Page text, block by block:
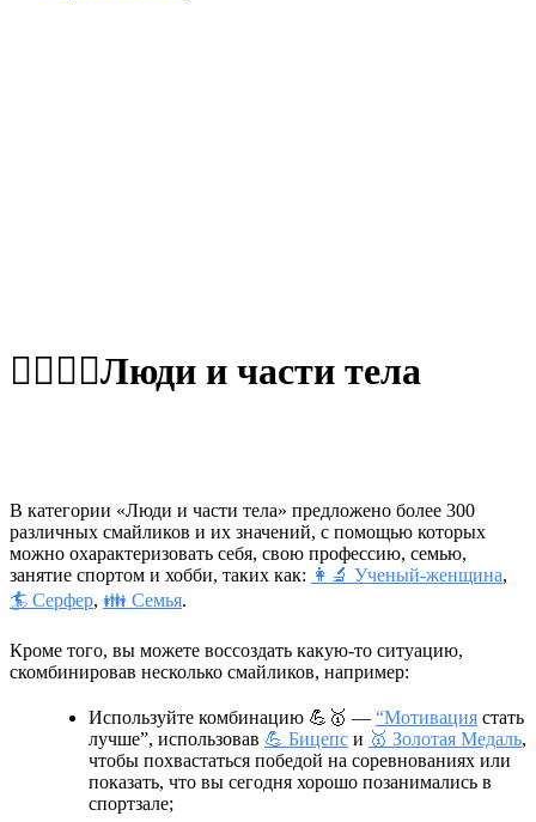
👩‍❤️‍💋‍👨Люди и части тела
В категории «Люди и части тела» предложено более 300
различных смайликов и их значений, с помощью которых
можно охарактеризовать себя, свою профессию, семью,
занятие спортом и хобби, таких как: 👩‍🔬 Ученый-женщина,
🏄 Серфер, 👪 Семья.
Кроме того, вы можете воссоздать какую-то ситуацию,
скомбинировав несколько смайликов, например:
Используйте комбинацию 💪🥇 — “Мотивация стать
лучше”, использовав 💪 Бицепс и 🥇 Золотая Медаль,
чтобы похвастаться победой на соревнованиях или
показать, что вы сегодня хорошо позанимались в
спортзале;